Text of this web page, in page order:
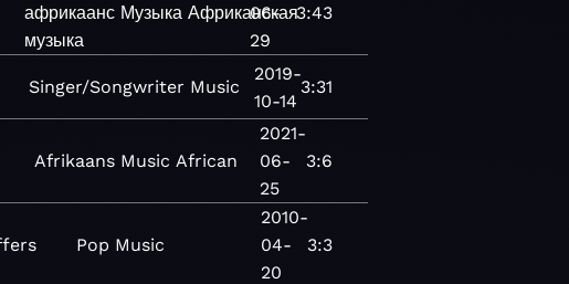
африкаанс Музыка Африканская
музыка
06-
29
3:43
Singer/Songwriter Music
2019-
10-14
3:31
Afrikaans Music African
2021-
06-
25
3:6
Pop Music
2010-
04-
20
3:3